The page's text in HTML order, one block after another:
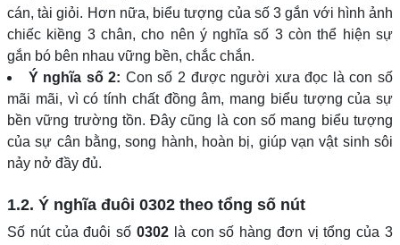
cán, tài giỏi. Hơn nữa, biểu tượng của số 3 gắn với hình ảnh
chiếc kiềng 3 chân, cho nên ý nghĩa số 3 còn thể hiện sự
gắn bó bên nhau vững bền, chắc chắn.
Ý nghĩa số 2: Con số 2 được người xưa đọc là con số
mãi mãi, vì có tính chất đồng âm, mang biểu tượng của sự
bền vững trường tồn. Đây cũng là con số mang biểu tượng
của sự cân bằng, song hành, hoàn bị, giúp vạn vật sinh sôi
nảy nở đầy đủ.
1.2. Ý nghĩa đuôi 0302 theo tổng số nút
Số nút của đuôi số 0302là con số hàng đơn vị tổng của 3